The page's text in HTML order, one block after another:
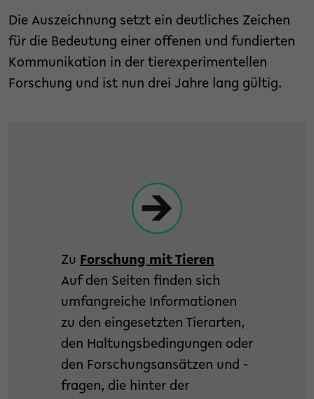
Die Auszeichnung setzt ein deutliches Zeichen
für die Bedeutung einer offenen und fundierten
Kommunikation in der tierexperimentellen
Forschung und ist nun drei Jahre lang gültig.
Zu Forschung mit Tieren
Auf den Seiten finden sich
umfangreiche Informationen
zu den eingesetzten Tierarten,
den Haltungsbedingungen oder
den Forschungsansätzen und -
fragen, die hinter der